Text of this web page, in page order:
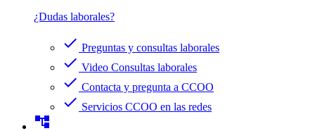
¿Dudas laborales?
check Preguntas y consultas laborales
check Video Consultas laborales
check Contacta y pregunta a CCOO
check Servicios CCOO en las redes
account_tree